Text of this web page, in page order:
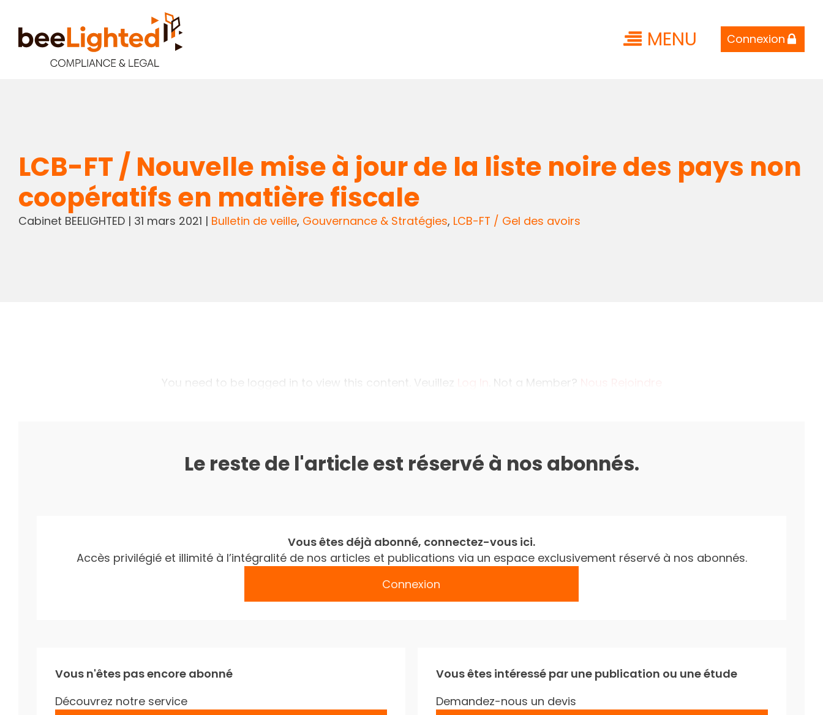
MENU Connexion
LCB-FT / Nouvelle mise à jour de la liste noire des pays non
coopératifs en matière fiscale
Cabinet BEELIGHTED| 31 mars 2021 | Bulletin de veille, Gouvernance & Stratégies, LCB-FT / Gel des avoirs
You need to be logged in to view this content. Veuillez . Not a Member?
Le reste de l'article est réservé à nos abonnés.
Vous êtes déjà abonné, connectez-vous ici.
Accès privilégié et illimité à l’intégralité de nos articles et publications via un espace exclusivement réservé à nos abonnés.
Connexion
Vous n'êtes pas encore abonné
Découvrez notre service
Vous êtes intéressé par une publication ou une étude
Demandez-nous un devis